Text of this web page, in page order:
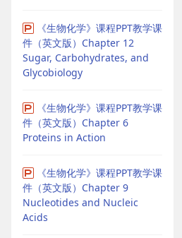
《生物化学》课程PPT教学课
件（英文版）Chapter 12
Sugar, Carbohydrates, and
Glycobiology
《生物化学》课程PPT教学课
件（英文版）Chapter 6
Proteins in Action
《生物化学》课程PPT教学课
件（英文版）Chapter 9
Nucleotides and Nucleic
Acids